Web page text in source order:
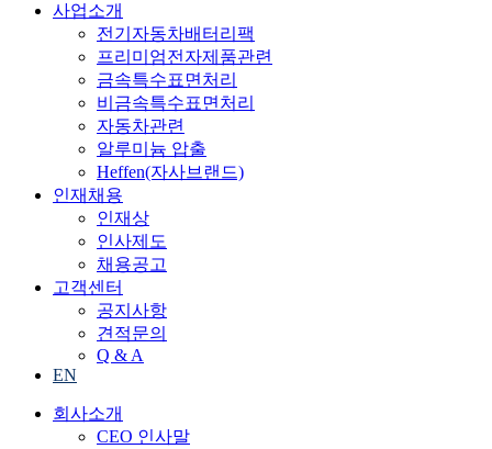
사업소개
전기자동차배터리팩
프리미엄전자제품관련
금속특수표면처리
비금속특수표면처리
자동차관련
알루미늄 압출
Heffen(자사브랜드)
인재채용
인재상
인사제도
채용공고
고객센터
공지사항
견적문의
Q & A
EN
회사소개
CEO 인사말